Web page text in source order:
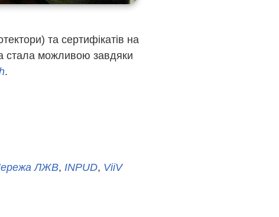
та сертифікатів на
стала можливою завдяки
.
ЛЖВ, INPUD, ViiV